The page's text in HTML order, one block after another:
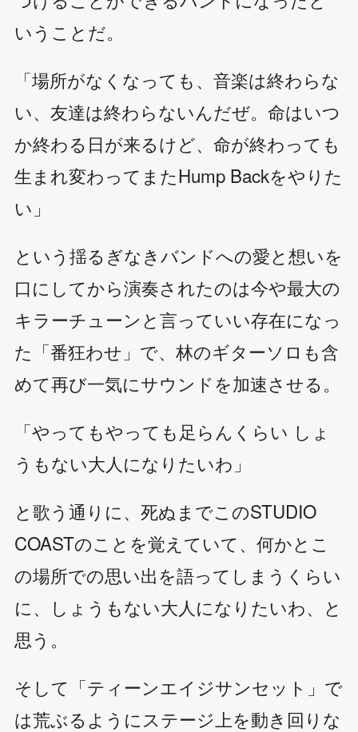
いうことだ。
「場所がなくなっても、音楽は終わらな
い、友達は終わらないんだぜ。命はいつ
か終わる日が来るけど、命が終わっても
生まれ変わってまたHump Backをやりた
い」
という揺るぎなきバンドへの愛と想いを
口にしてから演奏されたのは今や最大の
キラーチューンと言っていい存在になっ
た「番狂わせ」で、林のギターソロも含
めて再び一気にサウンドを加速させる。
「やってもやっても足らんくらい しょ
うもない大人になりたいわ」
と歌う通りに、死ぬまでこのSTUDIO
COASTのことを覚えていて、何かとこ
の場所での思い出を語ってしまうくらい
に、しょうもない大人になりたいわ、と
思う。
そして「ティーンエイジサンセット」で
は荒ぶるようにステージ上を動き回りな